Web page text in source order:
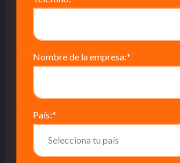
Nombre de la empresa:*
País:*